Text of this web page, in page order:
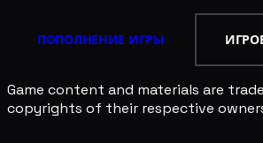
ПОПОЛНЕНИЕ ИГРЫ
Game content and materials are
copyrights of their respective